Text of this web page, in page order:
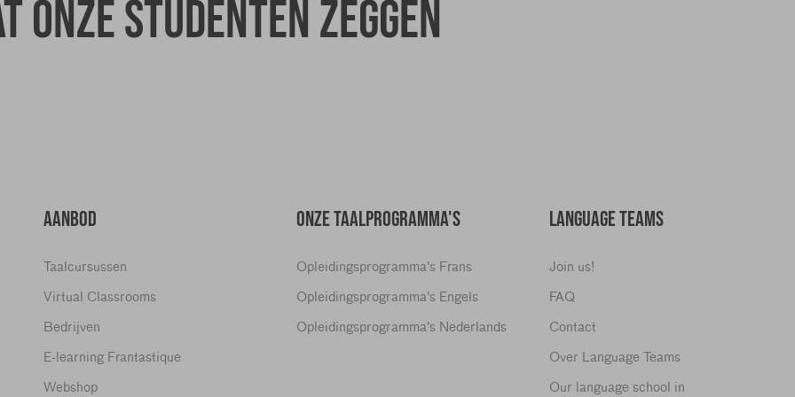
onze studenten zeggen
AANBOD
Taalcursussen
Virtual Classrooms
Bedrijven
E-learning Frantastique
Webshop
ONZE TAALPROGRAMMA'S
Opleidingsprogramma's Frans
Opleidingsprogramma's Engels
Opleidingsprogramma's Nederlands
LANGUAGE TEAMS
Join us!
FAQ
Contact
Over Language Teams
Our language school in